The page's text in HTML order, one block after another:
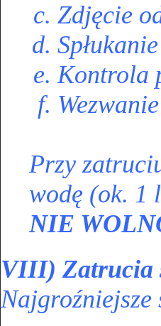
Zdjęcie
Kontrola
Przy
wodę (ok. 1
NIE
VIII) Zatrucia
Najgroźniejsze